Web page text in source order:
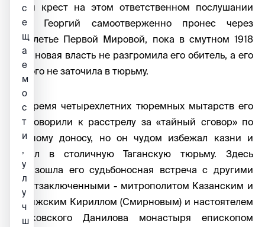
Свой крест на этом ответственном послушании
отец Георгий самоотверженно пронес через
лихолетье Первой Мировой, пока в смутном 1918
году новая власть не разгромила его обитель, а его
самого не заточила в тюрьму.
Во время четырехлетних тюремных мытарств его
приговорили к расстрелу за «тайный сговор» по
ложному доносу, но он чудом избежал казни и
попал в столичную Таганскую тюрьму. Здесь
произошла его судьбоносная встреча с другими
политзаключенными - митрополитом Казанским и
Свияжским Кириллом (Смирновым) и настоятелем
Московского Данилова монастыря епископом
с
е
щ
а
е
м
о
с
т
и
,
у
л
у
ч
ш